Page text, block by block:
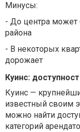
Минусы:
- До центра может
района
- В некоторых
дорожает
Куинс:
Куинс —
известный своим
можно найти
категорий